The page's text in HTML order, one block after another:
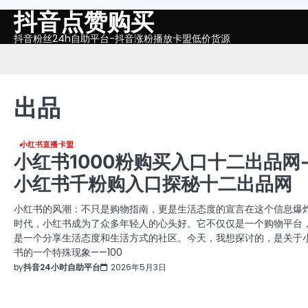
Skip抖音点赞购买
抖音粉丝24h自助平台-抖音涨粉播放卡盟低价货源
出品
小红书直播卡盟
小红书1000粉购买入口十二出品网-
小红书千粉购入口探秘十二出品网
小红书的风潮：不只是购物指南，更是生活态度的宣言在这个信息爆
时代，小红书成为了众多年轻人的心头好。它不仅仅是一个购物平台
是一个分享生活态度和生活方式的社区。今天，我想探讨的，是关于
书的一个特殊现象——100
by抖音24小时自助平台 2026年5月3日